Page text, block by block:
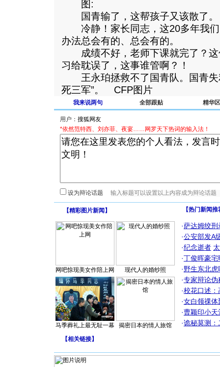
图:
国青输了，这帮孩子又该散了。
冷静！家长同志，这20多年我们
办法总会有的、总会有的。
成绩不好，老师下课就完了？这
习给耽误了，这事谁管啊？！
王永珀拯救不了国青队。国青失
死三军”。 CFP图片
我来说两句 全部跟贴 精华区
用户：
*依然范特西、刘亦菲、夜宴……网罗天下热词的输入法！
设为辩论话题
【精彩图片新闻 】
网吧惊现美女作陪上网 现代人的婚纱照
马季葬礼上最无耻一幕 揭密日本的情人旅馆
【热门新闻
·萨达姆绞刑
·公安部发A
·纪念逝者
·丁俊晖豪
·野生东北
·专家辩论伪
·校花口述：
·女白领祼体
·曹颖印小天
·诡秘莫测：
【相关链接】